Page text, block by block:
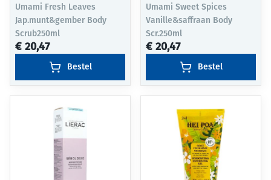
Umami Fresh Leaves
Jap.munt&gember Body
Scrub250ml
€ 20,47
Bestel
Umami Sweet Spices
Vanille&saffraan Body
Scr.250ml
€ 20,47
Bestel